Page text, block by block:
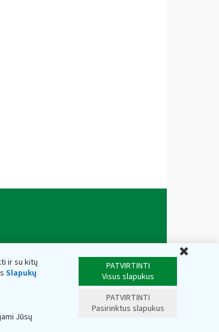
ir su kitų
Slapukų
Jūsų
PATVIRTINTI
Visus slapukus
PATVIRTINTI
Pasirinktus slapukus